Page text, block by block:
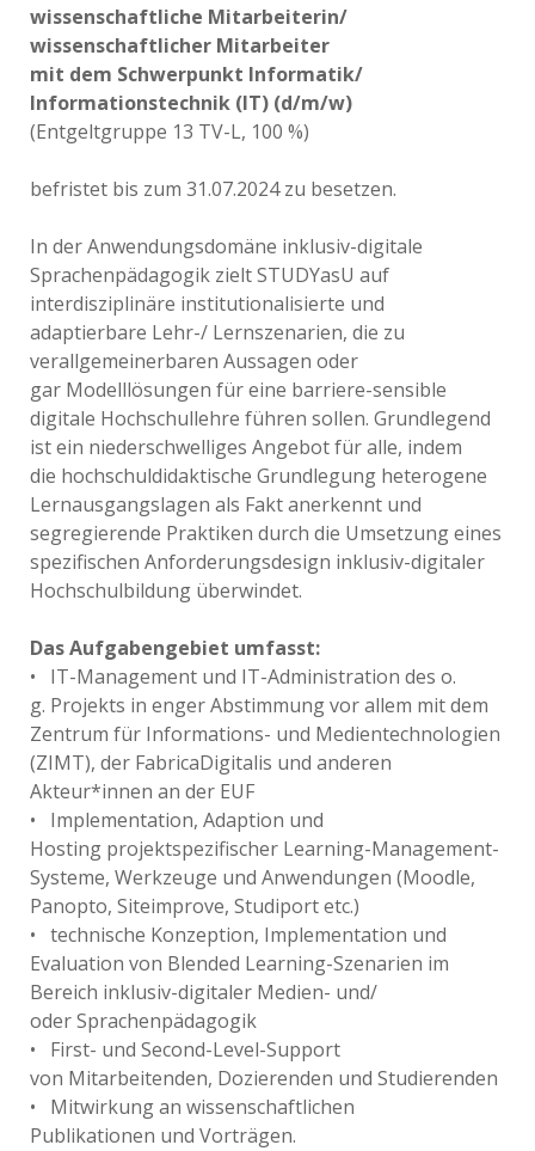
wissenschaftliche Mitarbeiterin/
wissenschaftlicher Mitarbeiter
mit dem Schwerpunkt Informatik/
Informationstechnik (IT) (d/m/w)
(Entgeltgruppe 13 TV-L, 100 %)
befristet bis zum 31.07.2024 zu besetzen.
In der Anwendungsdomäne inklusiv-digitale
Sprachenpädagogik zielt STUDYasU auf
interdisziplinäre institutionalisierte und
adaptierbare Lehr-/ Lernszenarien, die zu
verallgemeinerbaren Aussagen oder
gar Modelllösungen für eine barriere-sensible
digitale Hochschullehre führen sollen. Grundlegend
ist ein niederschwelliges Angebot für alle, indem
die hochschuldidaktische Grundlegung heterogene
Lernausgangslagen als Fakt anerkennt und
segregierende Praktiken durch die Umsetzung eines
spezifischen Anforderungsdesign inklusiv-digitaler
Hochschulbildung überwindet.
Das Aufgabengebiet umfasst:
• IT-Management und IT-Administration des o.
g. Projekts in enger Abstimmung vor allem mit dem
Zentrum für Informations- und Medientechnologien
(ZIMT), der FabricaDigitalis und anderen
Akteur*innen an der EUF
• Implementation, Adaption und
Hosting projektspezifischer Learning-Management-
Systeme, Werkzeuge und Anwendungen (Moodle,
Panopto, Siteimprove, Studiport etc.)
• technische Konzeption, Implementation und
Evaluation von Blended Learning-Szenarien im
Bereich inklusiv-digitaler Medien- und/
oder Sprachenpädagogik
• First- und Second-Level-Support
von Mitarbeitenden, Dozierenden und Studierenden
• Mitwirkung an wissenschaftlichen
Publikationen und Vorträgen.